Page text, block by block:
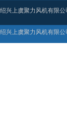
绍兴上虞聚力风机有限公
绍兴上虞聚力风机有限公